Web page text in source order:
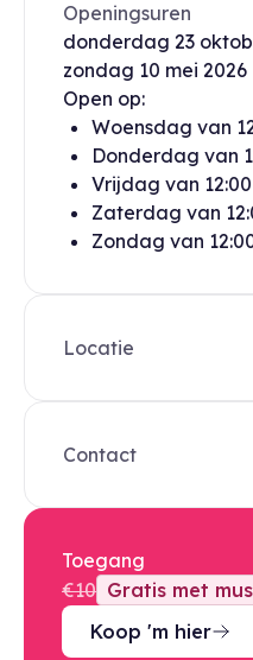
Openingsuren
donderdag 23
zondag 10 mei 2026
Open op:
Woensdag van
Donderdag van
Vrijdag van 12:00
Zaterdag van
Zondag van
Locatie
Contact
Toegang
€10 Gratis met
Koop 'm hier